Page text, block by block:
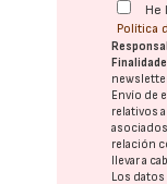
He
Política
Envío de
relativos
relación
llevar a
Los